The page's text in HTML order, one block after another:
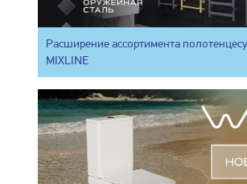
Расширение ассортимента
MIXLINE